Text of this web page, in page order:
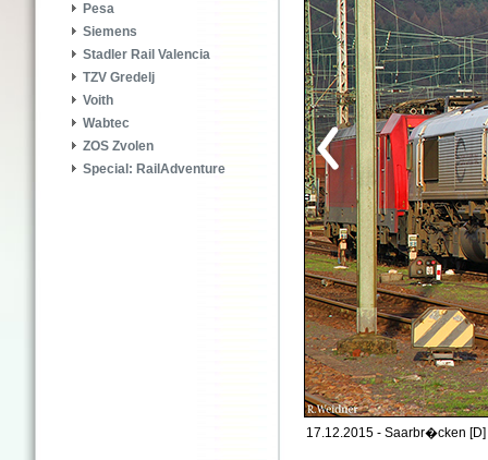
Pesa
Siemens
Stadler Rail Valencia
TZV Gredelj
Voith
Wabtec
ZOS Zvolen
Special: RailAdventure
17.12.2015 - Saarbr�cken [D]